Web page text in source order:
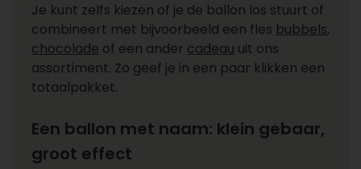
Je kunt zelfs kiezen of je de ballon los stuurt of
combineert met bijvoorbeeld een fles bubbels,
chocolade of een ander cadeau uit ons
assortiment. Zo geef je in een paar klikken een
totaalpakket.
Een ballon met naam: klein gebaar,
groot effect